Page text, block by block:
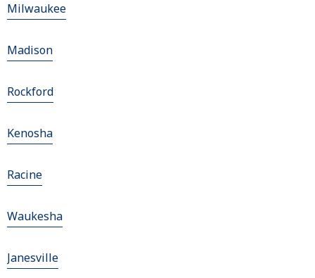
Milwaukee
Madison
Rockford
Kenosha
Racine
Waukesha
Janesville